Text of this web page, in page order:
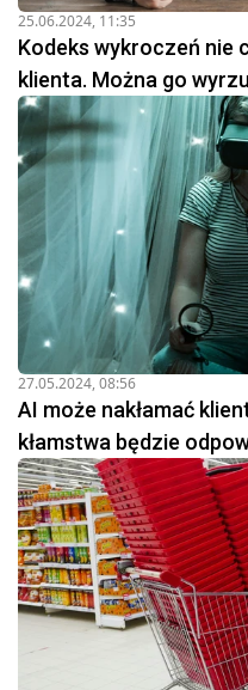
25.06.2024, 11:35
Kodeks wykroczeń nie
klienta. Można go
27.05.2024, 08:56
AI może nakłamać
kłamstwa będzie